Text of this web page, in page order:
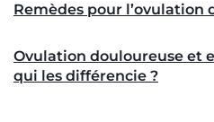
Remèdes pour l’ovulation
Ovulation douloureuse et
qui les différencie ?